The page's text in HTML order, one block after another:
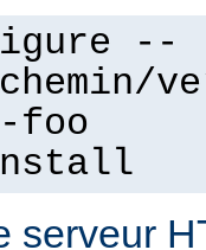
--
foo
serveur